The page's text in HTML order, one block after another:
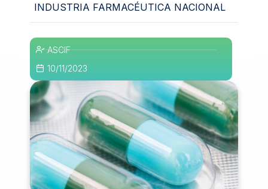
INDUSTRIA FARMACÉUTICA NACIONAL
ASCIF
10/11/2023